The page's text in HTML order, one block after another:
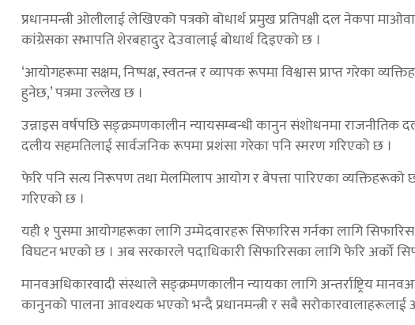
प्रधानमन्त्री ओलीलाई लेखिएको पत्रको बोधार्थ प्रमुख प्रतिपक्षी दल नेकपा
कांग्रेसका सभापति शेरबहादुर देउवालाई बोधार्थ दिइएको छ ।
‘आयोगहरूमा सक्षम, निष्पक्ष, स्वतन्त्र र व्यापक रूपमा विश्वास प्राप्त गरेका
हुनेछ,’ पत्रमा उल्लेख छ ।
उन्नाइस वर्षपछि सङ्क्रमणकालीन न्यायसम्बन्धी कानुन संशोधनमा
दलीय सहमतिलाई सार्वजनिक रूपमा प्रशंसा गरेका पनि स्मरण गरिएको छ ।
फेरि पनि सत्य निरूपण तथा मेलमिलाप आयोग र बेपत्ता पारिएका
गरिएको छ ।
यही १ पुसमा आयोगहरूका लागि उम्मेदवारहरू सिफारिस गर्नका लागि
विघटन भएको छ । अब सरकारले पदाधिकारी सिफारिसका लागि फेरि अर्को
मानवअधिकारवादी संस्थाले सङ्क्रमणकालीन न्यायका लागि अन्तर्राष्ट्रिय
कानुनको पालना आवश्यक भएको भन्दै प्रधानमन्त्री र सबै सरोकारवालाहरूलाई